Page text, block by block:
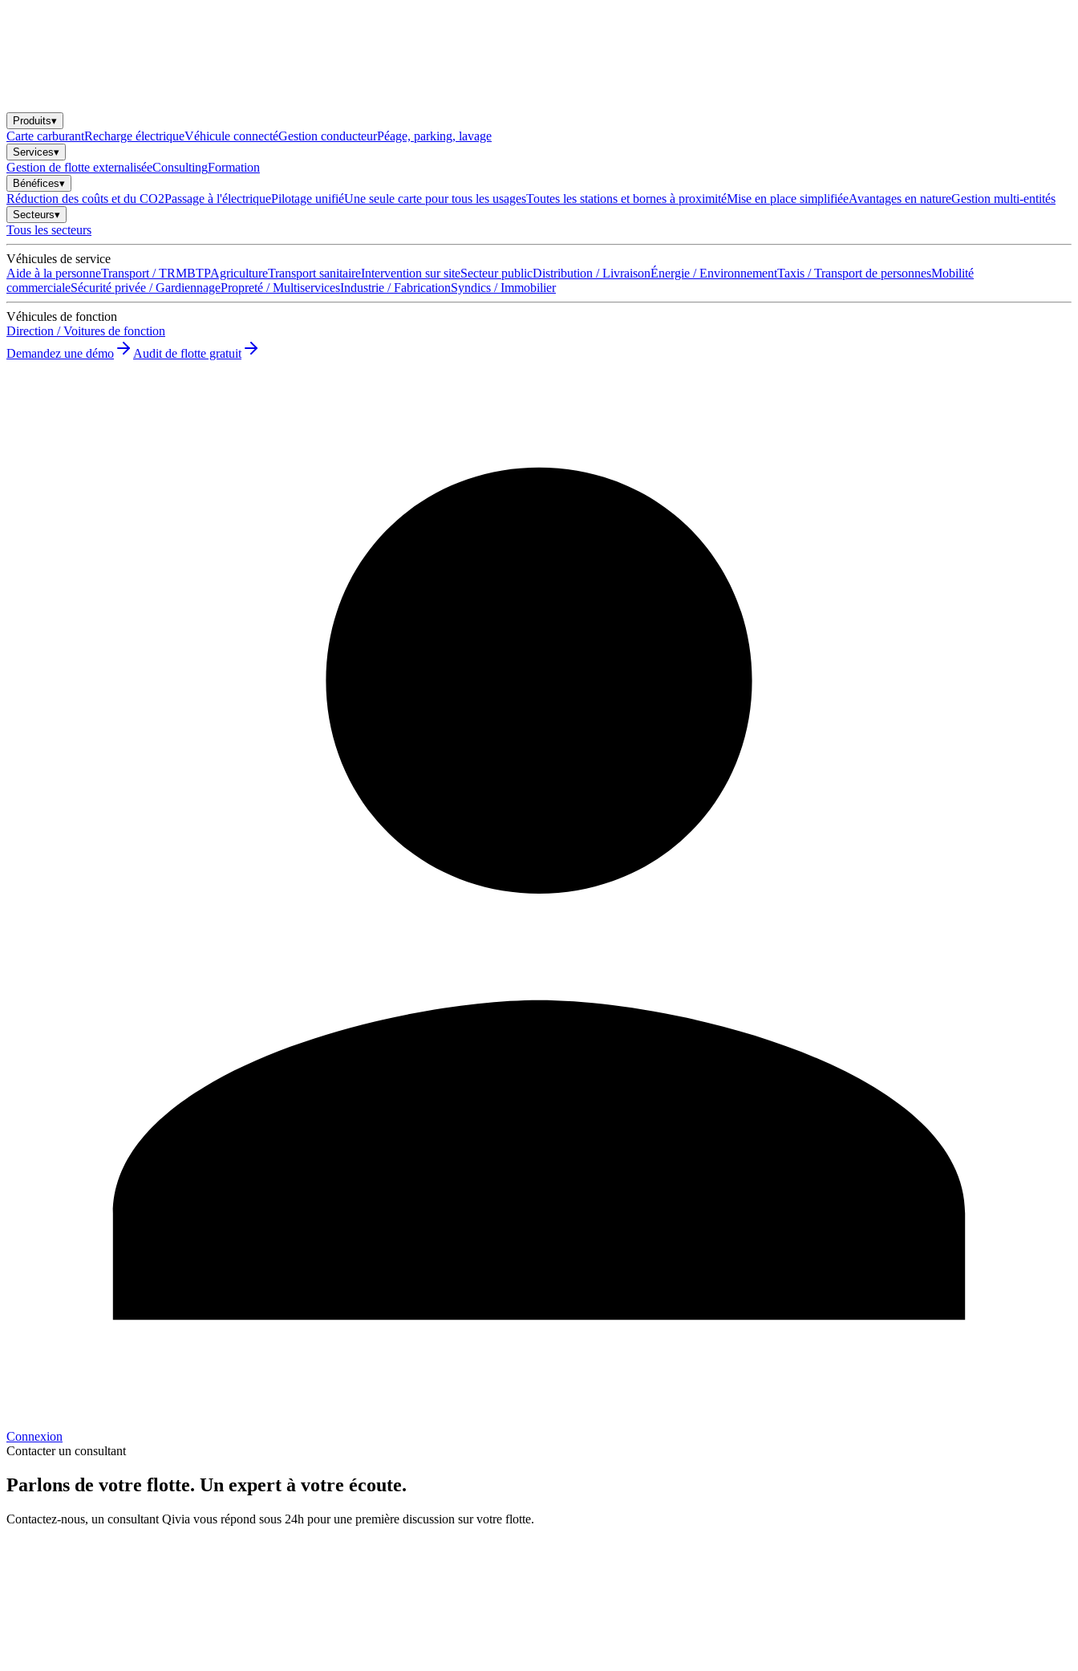
Produits▾
Carte carburantRecharge électriqueVéhicule connectéGestion conducteurPéage, parking, lavage
Services▾
Gestion de flotte externaliséeConsultingFormation
Bénéfices▾
Réduction des coûts et du CO2Passage à l'électriquePilotage unifiéUne seule carte pour tous les usagesToutes les stations et bornes à proximitéMise en place simplifiéeAvantages en natureGestion multi-entités
Secteurs▾
Tous les secteurs
Véhicules de service
Aide à la personneTransport / TRMBTPAgricultureTransport sanitaireIntervention sur siteSecteur publicDistribution / LivraisonÉnergie / EnvironnementTaxis / Transport de personnesMobilité
commercialeSécurité privée / GardiennagePropreté / MultiservicesIndustrie / FabricationSyndics / Immobilier
Véhicules de fonction
Direction / Voitures de fonction
Demandez une démo
Audit de flotte gratuit
Connexion
Contacter un consultant
Parlons de votre flotte. Un expert à votre écoute.
Contactez-nous, un consultant Qivia vous répond sous 24h pour une première discussion sur votre flotte.